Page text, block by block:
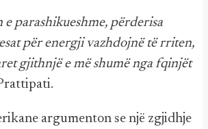
e parashikueshme, përderisa
për energji vazhdojnë të rriten,
gjithnjë e më shumë nga fqinjët
argumenton se një zgjidhje